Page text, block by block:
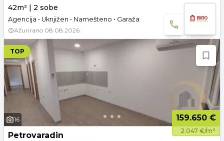
42m² | 2 sobe
Agencija • Uknjižen • Namešteno • Garaža
Ažurirano 08.08.2026.
TOP
16 159.650 €
2.047 €/m²
Petrovaradin